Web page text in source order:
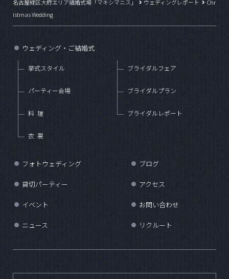
名古屋緑区大府エリア結婚式場「マキシマニス」 ウェディングレポート
Chr
istmas Wedding
● ウェディング・ご結婚式
挙式スタイル
パーティー会場
料理
衣裳
ブライダルフェア
ブライダルプラン
ブライダルレポート
● フォトウェディング
● 貸切パーティー
● イベント
● ニュース
● ブログ
● アクセス
● お問い合わせ
● リクルート